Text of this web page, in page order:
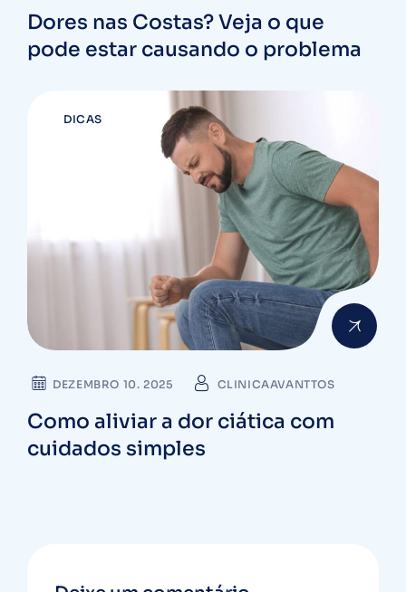
Dores nas Costas? Veja o que
pode estar causando o problema
DICAS
DEZEMBRO 10. 2025 CLINICAAVANTTOS
Como aliviar a dor ciática com
cuidados simples